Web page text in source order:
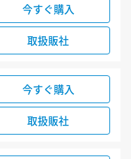
今すぐ購入
取扱販社
今すぐ購入
取扱販社